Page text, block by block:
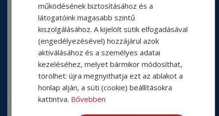
működésének biztosításához és a
látogatóink magasabb szintű
kiszolgálásához. A kijelölt sütik elfogadásával
(engedélyezésével) hozzájárul azok
aktiválásához és a személyes adatai
kezeléséhez, melyet bármikor módosíthat,
törölhet: újra megnyithatja ezt az ablakot a
honlap alján, a süti (cookie) beállításokra
kattintva. Bővebben